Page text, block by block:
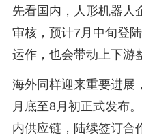
先看国内，人形机器人
审核，预计7月中旬登
运作，也会带动上下游
海外同样迎来重要进展
月底至8月初正式发布
内供应链，陆续签订合